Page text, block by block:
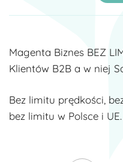
Magenta Biznes BEZ
Klientów B2B a w niej
Bez limitu prędkości,
bez limitu w Polsce i UE.